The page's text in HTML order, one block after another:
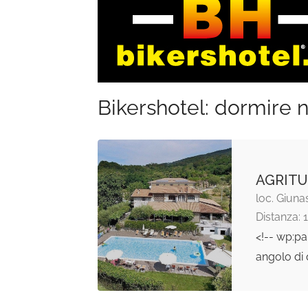
Bikershotel: dormire
loc.
Distanza:
<!--
angolo di